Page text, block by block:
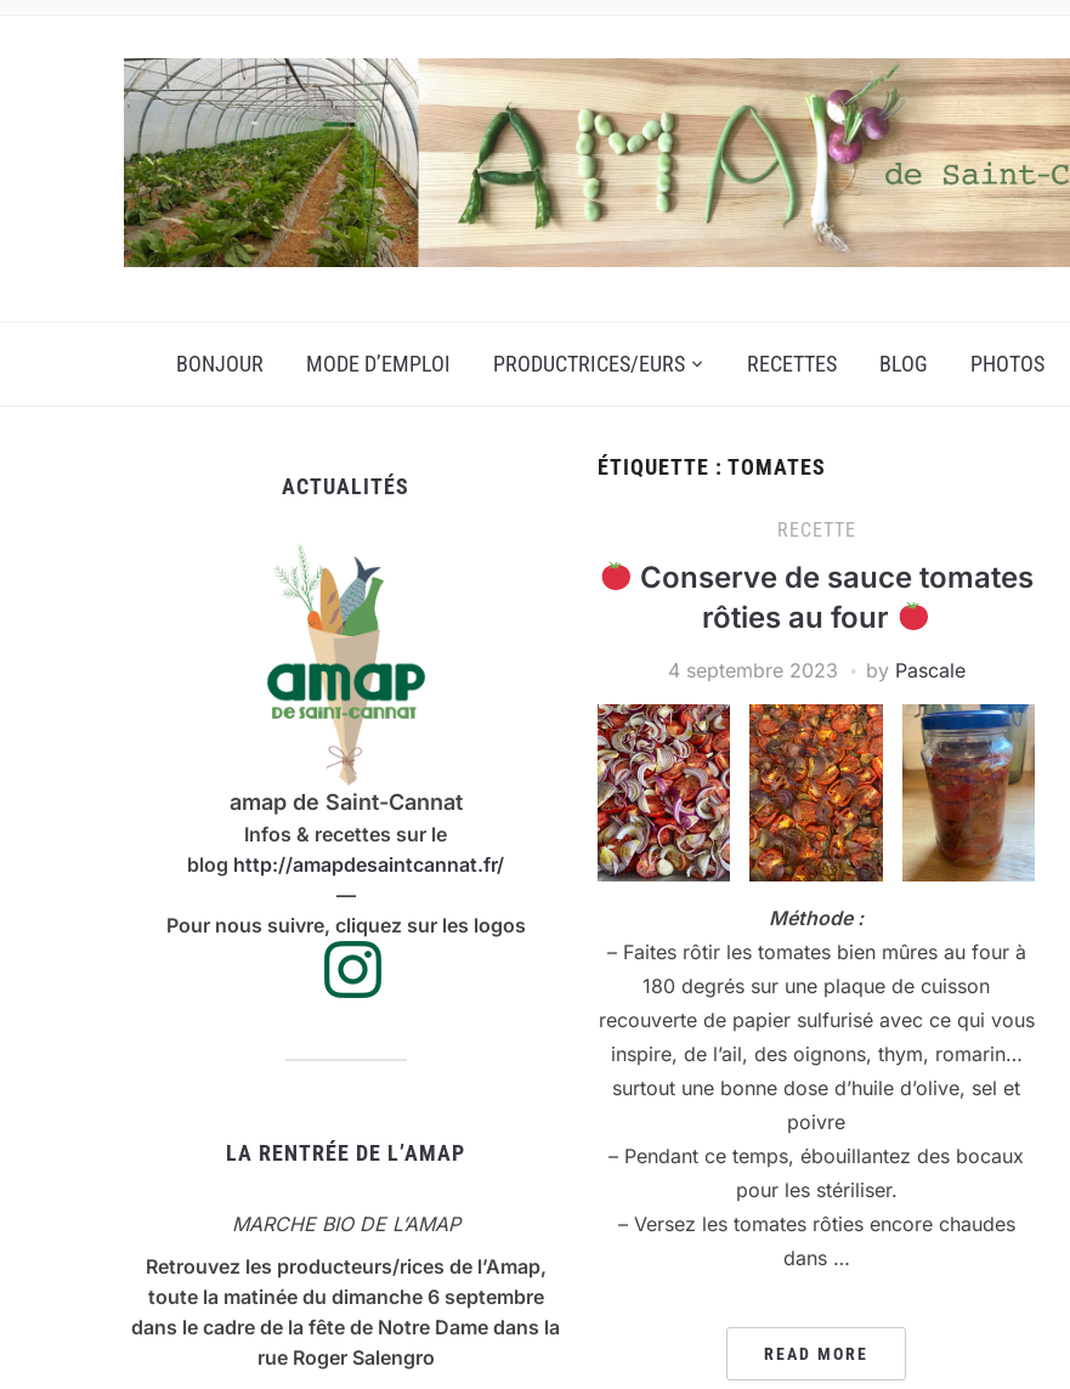
BONJOUR MODE D’EMPLOI PRODUCTRICES/EURS RECETTES BLOG PHOTOS
ACTUALITÉS
amap de Saint-Cannat
Infos & recettes sur le
blog http://amapdesaintcannat.fr/
—
Pour nous suivre, cliquez sur les logos
LA RENTRÉE DE L’AMAP
MARCHE BIO DE L’AMAP
Retrouvez les producteurs/rices de l’Amap,
toute la matinée du dimanche 6 septembre
dans le cadre de la fête de Notre Dame dans la
rue Roger Salengro
ÉTIQUETTE : TOMATES
RECETTE
Conserve de sauce tomates
rôties au four
4 septembre 2023 by Pascale
Méthode :
– Faites rôtir les tomates bien mûres au four à
180 degrés sur une plaque de cuisson
recouverte de papier sulfurisé avec ce qui vous
inspire, de l’ail, des oignons, thym, romarin…
surtout une bonne dose d’huile d’olive, sel et
poivre
– Pendant ce temps, ébouillantez des bocaux
pour les stériliser.
– Versez les tomates rôties encore chaudes
dans …
READ MORE